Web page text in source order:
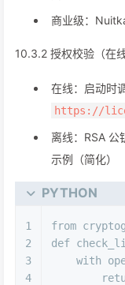
商业级：
10.3.2 授权校验（在
在线：启动时
https://
离线：RSA 公
示例（简化）
PYTHON
1
2
3
4
from
def
with